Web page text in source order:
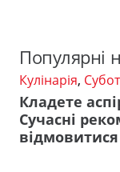
Популярні
Кулінарія,
Кладете
Сучасні
відмовитися